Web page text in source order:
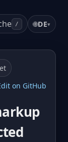
/ 🌐DE▾
on GitHub